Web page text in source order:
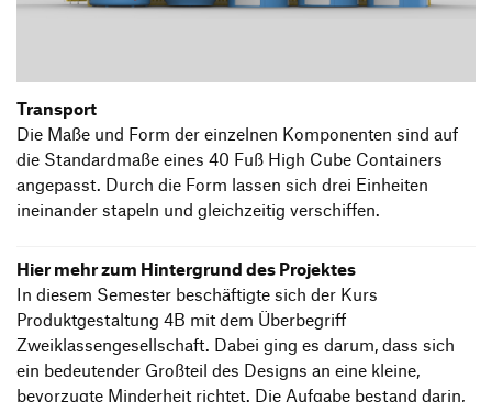
Transport
Die Maße und Form der einzelnen Komponenten sind auf
die Standardmaße eines 40 Fuß High Cube Containers
angepasst. Durch die Form lassen sich drei Einheiten
ineinander stapeln und gleichzeitig verschiffen.
Hier mehr zum Hintergrund des Projektes
In diesem Semester beschäftigte sich der Kurs
Produktgestaltung 4B mit dem Überbegriff
Zweiklassengesellschaft. Dabei ging es darum, dass sich
ein bedeutender Großteil des Designs an eine kleine,
bevorzugte Minderheit richtet. Die Aufgabe bestand darin,